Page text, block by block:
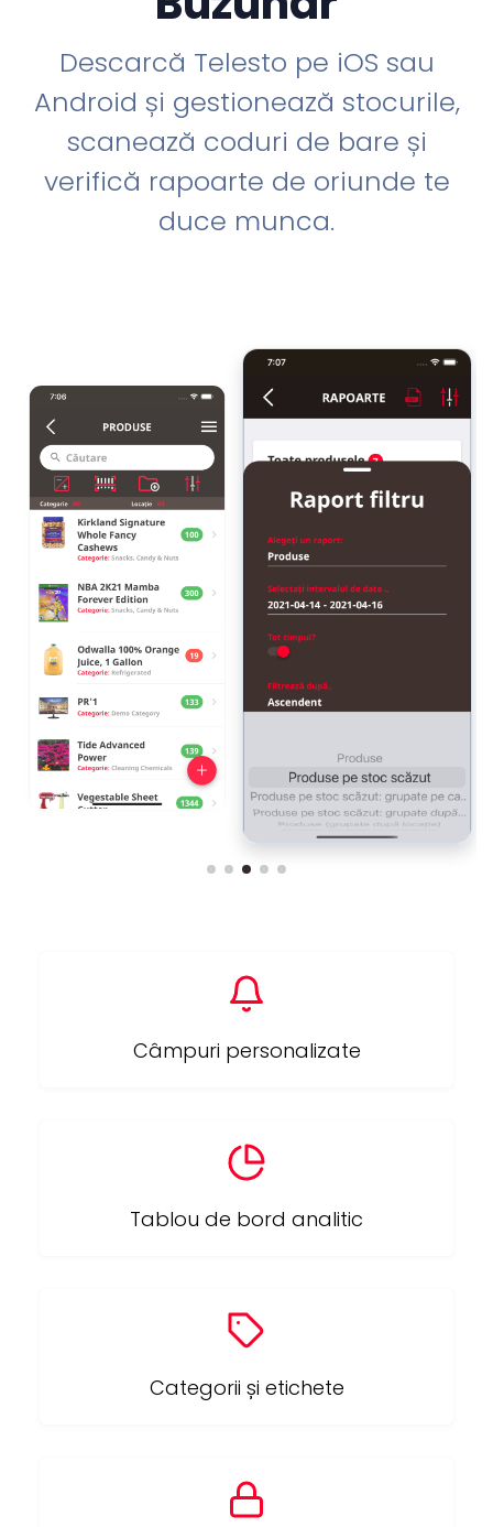
Descarcă Telesto pe iOS sau
Android și gestionează stocurile,
scanează coduri de bare și
verifică rapoarte de oriunde te
duce munca.
Câmpuri personalizate
Tablou de bord analitic
Categorii și etichete